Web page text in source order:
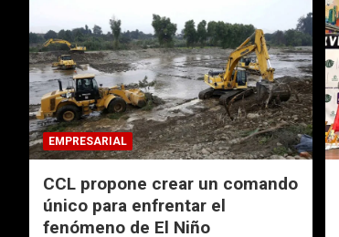
EMPRESARIAL
CCL propone crear un comando
único para enfrentar el
fenómeno de El Niño